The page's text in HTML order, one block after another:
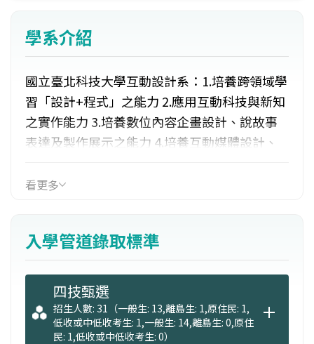
學系介紹
國立臺北科技大學互動設計系：1.培養跨領域學
習「設計+程式」之能力 2.應用互動科技與新知
之實作能力 3.培養數位內容企畫設計、說故事
表達及製作展示之能力 4.培養互動媒體設計、
調的能力 6.培養團隊合作與敬業負責的態度。
域。
看更多
入學管道錄取標準
四技甄選
招生人數: 31（一般生: 13,離島生: 1,原住民: 1,
低收或中低收考生: 1,一般生: 14,離島生: 0,原住
民: 1,低收或中低收考生: 0）